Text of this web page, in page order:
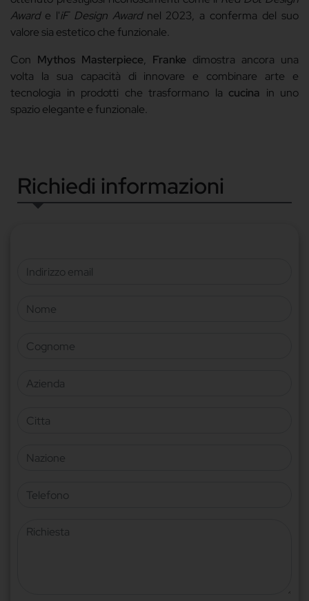
Awarde l'iF Design Awardnel 2023, a conferma del suo
valore sia estetico che funzionale.
Con Mythos Masterpiece, Franke dimostra ancora una
volta la sua capacità di innovare e combinare arte e
tecnologia in prodotti che trasformano la cucina in uno
spazio elegante e funzionale.
Richiedi informazioni
Indirizzo email
Nome
Cognome
Azienda
Citta
Nazione
Telefono
Richiesta